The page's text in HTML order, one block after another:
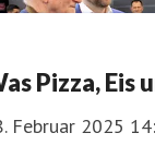
Pizza, Eis
Februar 2025